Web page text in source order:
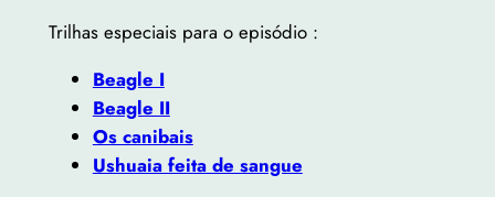
Trilhas especiais para o episódio :
Beagle I
Beagle II
Os canibais
Ushuaia feita de sangue